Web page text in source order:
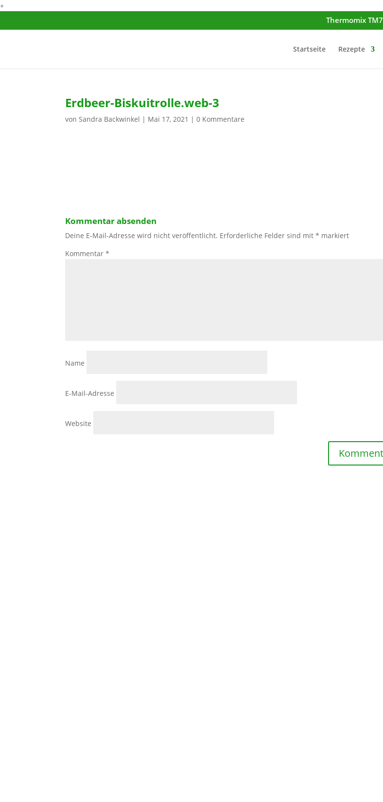
+
Thermomix TM7
Startseite Rezepte
Erdbeer-Biskuitrolle.web-3
von Sandra Backwinkel | Mai 17, 2021 |0 Kommentare
Kommentar absenden
Deine E-Mail-Adresse wird nicht veröffentlicht. Erforderliche Felder sind mit* markiert
Kommentar*
Name
E-Mail-Adresse
Website